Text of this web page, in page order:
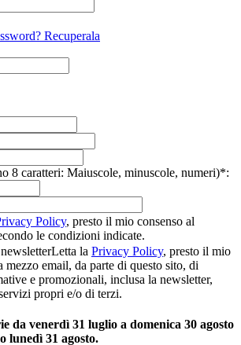
Recuperala
8 caratteri: Maiuscole, minuscole, numeri)*:
Policy, presto il mio consenso al
le condizioni indicate.
Letta la Privacy Policy, presto il mio
mezzo email, da parte di questo sito, di
e promozionali, inclusa la newsletter,
propri e/o di terzi.
da venerdì 31 luglio a domenica 30 agosto
lunedì 31 agosto.